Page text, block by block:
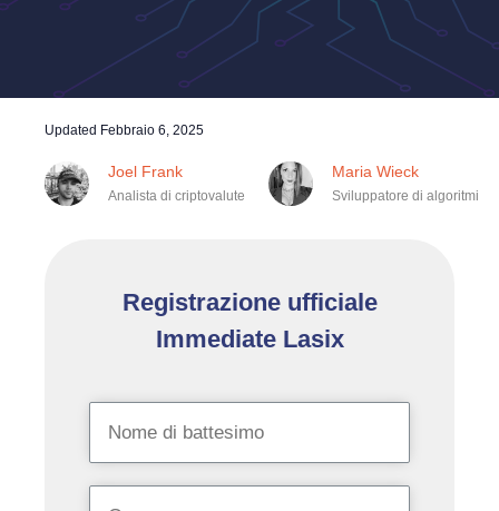
Updated Febbraio 6, 2025
Joel Frank
Analista di criptovalute
Maria Wieck
Sviluppatore di algoritmi
Registrazione ufficiale
Immediate Lasix